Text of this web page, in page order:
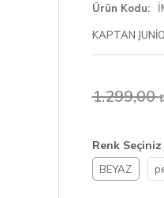
Ürün Kodu
KAPTAN
1.299,00
Renk Seçiniz
BEYAZ